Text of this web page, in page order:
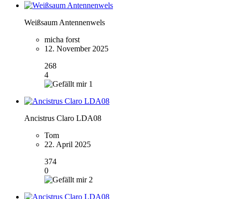
Weißsaum Antennenwels
micha forst
12. November 2025
268
4
1
Ancistrus Claro LDA08
Tom
22. April 2025
374
0
2